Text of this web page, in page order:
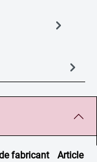
fabricant Article